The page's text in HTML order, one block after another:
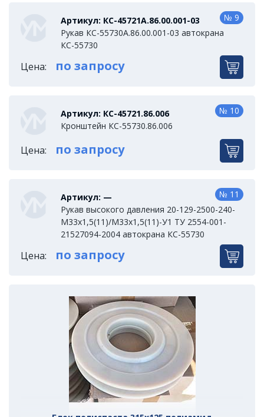
Артикул: КС-45721А.86.00.001-03
Рукав КС-55730А.86.00.001-03 автокрана
КС-55730
Цена: по запросу
№ 9
Артикул: КС-45721.86.006
Кронштейн КС-55730.86.006
Цена: по запросу
№ 10
Артикул: —
Рукав высокого давления 20-129-2500-240-
М33х1,5(11)/М33х1,5(11)-У1 ТУ 2554-001-
21527094-2004 автокрана КС-55730
Цена: по запросу
№ 11